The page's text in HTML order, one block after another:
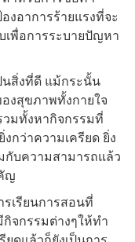
งอาการร้ายแรงที่จะ
เพื่อการระบายปัญหา
นสิ่งที่ดี แม้กระนั้น
งสุขภาพทั้งกายใจ
วมทั้งหากิจกรรมที่
กว่าความเครียด ยิ่ง
กับความสามารถแล้ว
ญ
เรียนการสอนที่
จกรรมต่างๆให้ทำ